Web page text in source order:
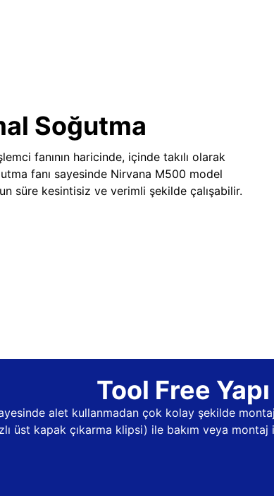
Soğutma
fanının haricinde, içinde takılı olarak
fanı sayesinde Nirvana M500 model
süre kesintisiz ve verimli şekilde çalışabilir.
Tool Free
alet kullanmadan çok kolay şekilde
üst kapak çıkarma klipsi) ile bakım veya